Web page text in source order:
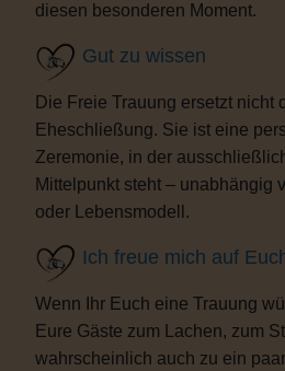
diesen besonderen Moment.
Gut zu wissen
Die Freie Trauung ersetzt nicht
Eheschließung. Sie ist eine
Zeremonie, in der
Mittelpunkt steht – unabhängig
oder Lebensmodell.
Ich freue mich auf
Wenn Ihr Euch eine Trauung
Eure Gäste zum Lachen, zum
wahrscheinlich auch zu ein